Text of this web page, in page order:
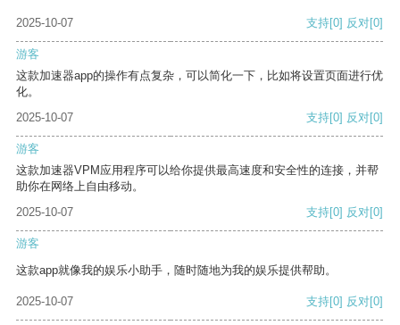
2025-10-07 支持[0] 反对[0]
游客
这款加速器app的操作有点复杂，可以简化一下，比如将设置页面进行优
化。
2025-10-07
支持[0] 反对[0]
游客
这款加速器VPM应用程序可以给你提供最高速度和安全性的连接，并帮
助你在网络上自由移动。
2025-10-07
支持[0] 反对[0]
游客
这款app就像我的娱乐小助手，随时随地为我的娱乐提供帮助。
2025-10-07 支持[0] 反对[0]